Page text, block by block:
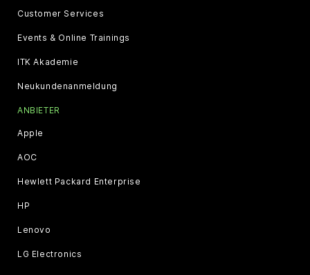
Customer Services
Events & Online Trainings
ITK Akademie
Neukundenanmeldung
ANBIETER
Apple
AOC
Hewlett Packard Enterprise
HP
Lenovo
LG Electronics